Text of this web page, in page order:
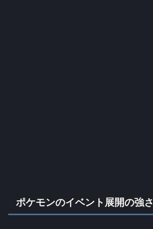
ポケモンのイベント展開の強さ